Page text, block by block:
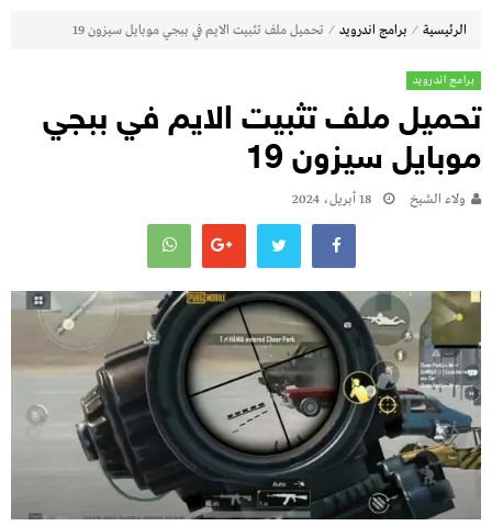
الرئيسية ⁄ برامج اندرويد ⁄ تحميل ملف تثبيت الايم في ببجي موبايل سيزون 19
برامج اندرويد
تحميل ملف تثبيت الايم في ببجي
موبايل سيزون 19
ولاء الشيخ 18 أبريل، 2024